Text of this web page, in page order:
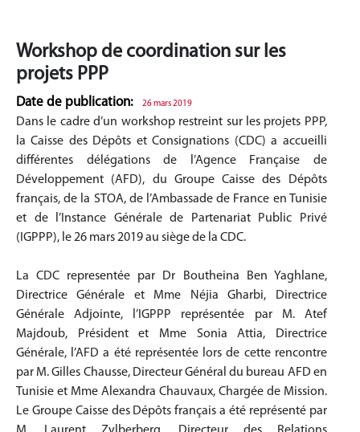
Workshop de coordination sur les
projets PPP
Date de publication: 26 mars 2019
Dans le cadre d’un workshop restreint sur les projets PPP,
la Caisse des Dépôts et Consignations (CDC) a accueilli
différentes délégations de l’Agence Française de
Développement (AFD), du Groupe Caisse des Dépôts
français, de la STOA, de l’Ambassade de France en Tunisie
et de l’Instance Générale de Partenariat Public Privé
(IGPPP), le 26 mars 2019 au siège de la CDC.
La CDC representée par Dr Boutheina Ben Yaghlane,
Directrice Générale et Mme Néjia Gharbi, Directrice
Générale Adjointe, l’IGPPP représentée par M. Atef
Majdoub, Président et Mme Sonia Attia, Directrice
Générale, l’AFD a été représentée lors de cette rencontre
par M. Gilles Chausse, Directeur Général du bureau AFD en
Tunisie et Mme Alexandra Chauvaux, Chargée de Mission.
Le Groupe Caisse des Dépôts français a été représenté par